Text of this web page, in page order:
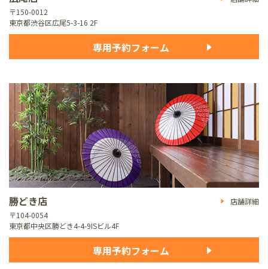
〒150-0012
東京都渋谷区広尾5-3-16 2F
専用予約フォーム
勝どき店
店舗詳細
〒104-0054
東京都中央区勝どき4-4-9ISビル4F
専用予約フォーム